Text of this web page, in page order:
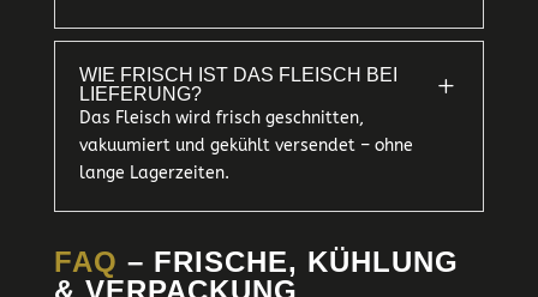
WIE FRISCH IST DAS FLEISCH BEI
LIEFERUNG?
L
Das Fleisch wird frisch geschnitten,
vakuumiert und gekühlt versendet – ohne
lange Lagerzeiten.
FAQ – FRISCHE, KÜHLUNG
& VERPACKUNG